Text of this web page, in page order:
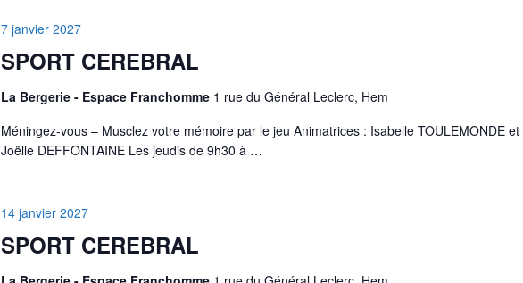
SPORT CEREBRAL
7 janvier 2027
La Bergerie - Espace Franchomme 1 rue du Général Leclerc, Hem
Méningez-vous – Musclez votre mémoire par le jeu Animatrices : Isabelle TOULEMONDE et
Joëlle DEFFONTAINE Les jeudis de 9h30 à …
SPORT CEREBRAL
14 janvier 2027